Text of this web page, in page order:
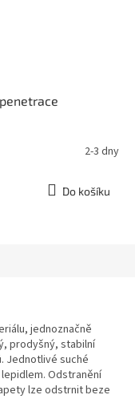
2-3 dny
Do košíku
jednoznačně
prodyšný, stabilní
Jednotlivé suché
Odstranění
lze odstrnit beze